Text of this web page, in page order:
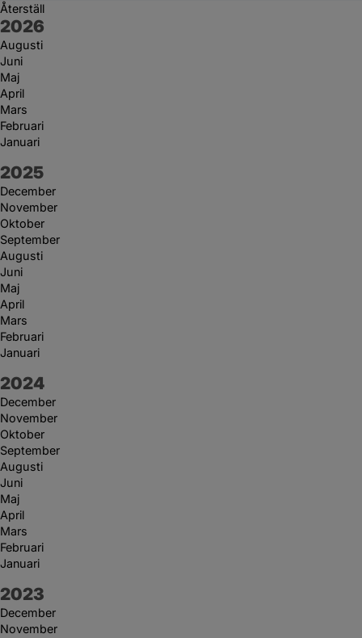
Återställ
År:
2026
Augusti
Juni
Maj
April
Mars
Februari
Januari
År:
2025
December
November
Oktober
September
Augusti
Juni
Maj
April
Mars
Februari
Januari
År:
2024
December
November
Oktober
September
Augusti
Juni
Maj
April
Mars
Februari
Januari
År:
2023
December
November